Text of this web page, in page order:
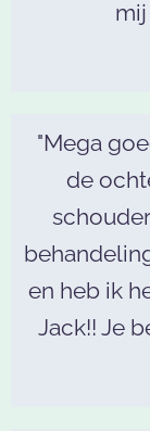
"Mega
de
en heb ik
Jack!! Je